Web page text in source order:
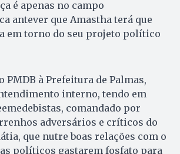
é apenas no campo
antever que Amastha terá que
em torno do seu projeto político
PMDB à Prefeitura de Palmas,
interno, tendo em
comandado por
adversários e críticos do
que nutre boas relações com o
políticos gastarem fosfato para